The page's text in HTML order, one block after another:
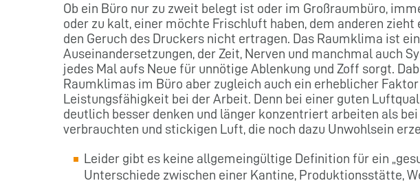
Ob ein Büro nur zu zweit belegt ist oder im Großraumbüro,
oder zu kalt, einer möchte Frischluft haben, dem anderen zieht
den Geruch des Druckers nicht ertragen. Das Raumklima ist
Auseinandersetzungen, der Zeit, Nerven und manchmal auch
jedes Mal aufs Neue für unnötige Ablenkung und Zoff sorgt.
Raumklimas im Büro aber zugleich auch ein erheblicher
Leistungsfähigkeit bei der Arbeit. Denn bei einer guten
deutlich besser denken und länger konzentriert arbeiten als bei
verbrauchten und stickigen Luft, die noch dazu Unwohlsein
Leider gibt es keine allgemeingültige Definition für ein
Unterschiede zwischen einer Kantine, Produktionsstätte,